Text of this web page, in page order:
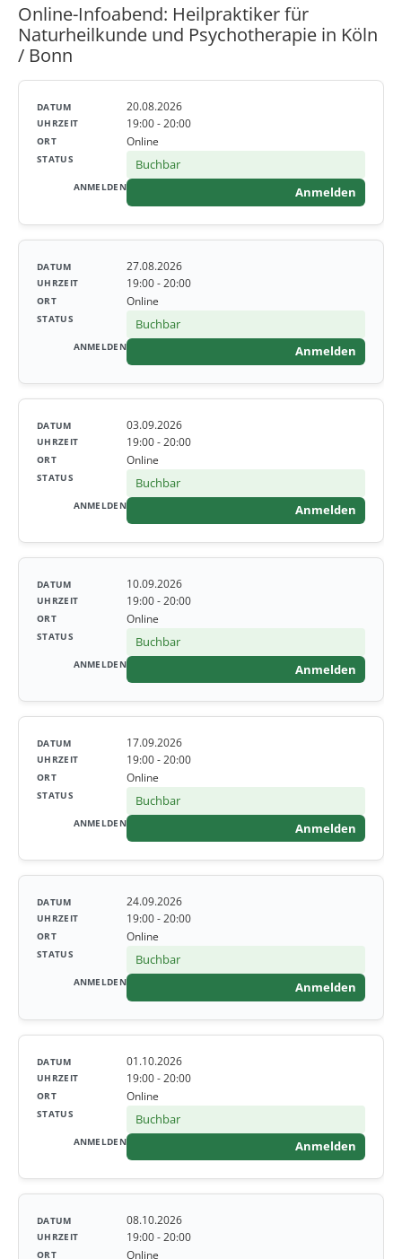
Online-Infoabend: Heilpraktiker für
Naturheilkunde und Psychotherapie in Köln
/ Bonn
20.08.2026
19:00 - 20:00
Online
Buchbar
Anmelden
27.08.2026
19:00 - 20:00
Online
Buchbar
Anmelden
03.09.2026
19:00 - 20:00
Online
Buchbar
Anmelden
10.09.2026
19:00 - 20:00
Online
Buchbar
Anmelden
17.09.2026
19:00 - 20:00
Online
Buchbar
Anmelden
24.09.2026
19:00 - 20:00
Online
Buchbar
Anmelden
01.10.2026
19:00 - 20:00
Online
Buchbar
Anmelden
08.10.2026
19:00 - 20:00
Online